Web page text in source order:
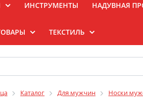
ИНСТРУМЕНТЫ НАДУВНАЯ
ТЕКСТИЛЬ
Каталог Для мужчин Носки